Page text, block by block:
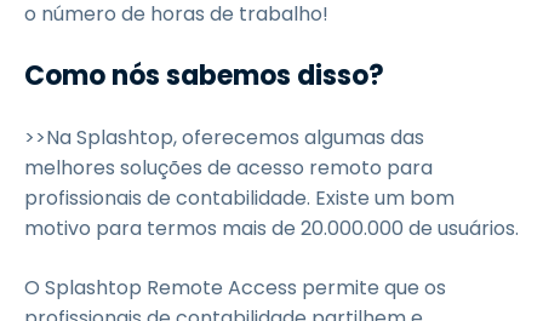
o número de horas de trabalho!
Como nós sabemos disso?
>>Na Splashtop, oferecemos algumas das
melhores soluções de acesso remoto para
profissionais de contabilidade. Existe um bom
motivo para termos mais de 20.000.000 de usuários.
O Splashtop Remote Access permite que os